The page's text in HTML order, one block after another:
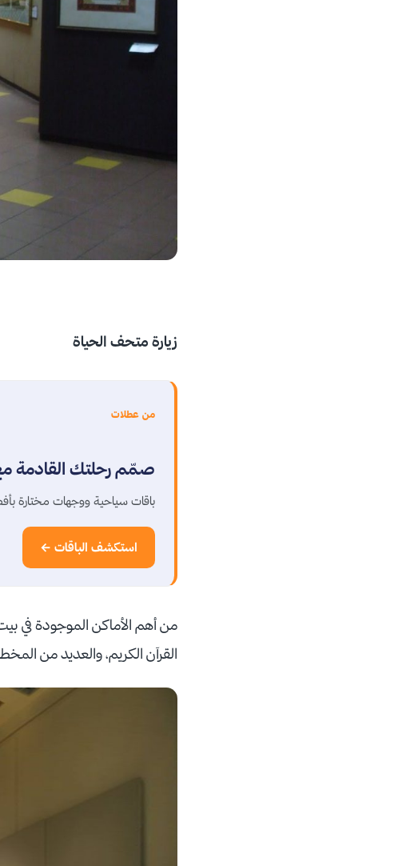
زيارة متحف الحياة
من عطلات
صمّم رحلتك القادمة
باقات سياحية ووجهات مختارة
استكشف الباقات ←
من أهم الأماكن الموجودة في
القرآن الكريم، والعديد من